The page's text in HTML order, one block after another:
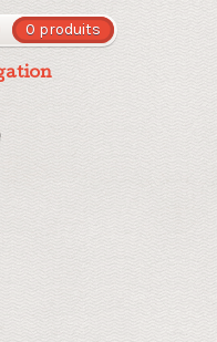
0 produits